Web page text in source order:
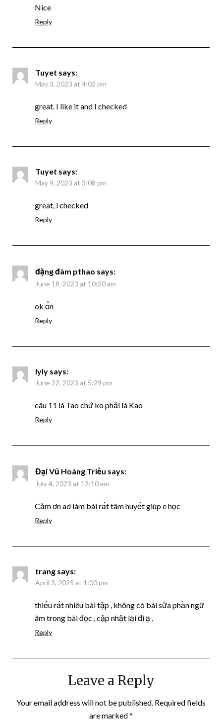
Nice
Reply
Tuyet says:
May 3, 2023 at 4:02 pm
great. I like it and I checked
Reply
Tuyet says:
May 9, 2023 at 3:08 pm
great, i checked
Reply
đặng đàm pthao says:
June 18, 2023 at 10:20 am
ok ổn
Reply
lyly says:
June 22, 2023 at 5:29 pm
câu 11 là Tao chứ ko phải là Kao
Reply
Đại Vũ Hoàng Triều says:
July 4, 2023 at 12:10 am
Cảm ơn ad làm bài rất tâm huyết giúp e học
Reply
trang says:
April 3, 2025 at 1:00 pm
thiếu rất nhiêu bài tập , không có bài sửa phần ngữ
âm trong bài đọc , cập nhật lại đi ạ .
Reply
Leave a Reply
Your email address will not be published. Required fields
are marked*